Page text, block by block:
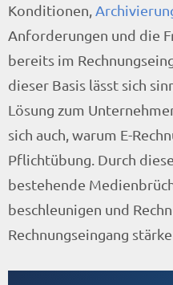
Konditionen,
Anforderungen und die
bereits im
dieser Basis lässt sich
Lösung zum
sich auch, warum E-
Pflichtübung. Durch
bestehende
beschleunigen und
Rechnungseingang